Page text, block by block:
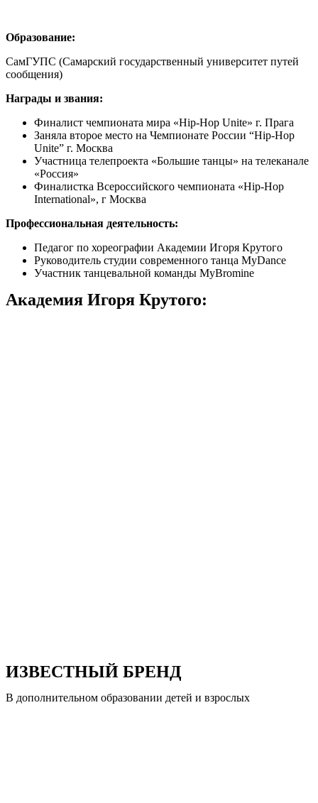
Образование:
СамГУПС (Самарский государственный университет путей
сообщения)
Награды и звания:
Финалист чемпионата мира «Hip-Hop Unite» г. Прага
Заняла второе место на Чемпионате России “Hip-Hop
Unite” г. Москва
Участница телепроекта «Большие танцы» на телеканале
«Россия»
Финалистка Всероссийского чемпионата «Hip-Hop
International», г Москва
Профессиональная деятельность:
Педагог по хореографии Академии Игоря Крутого
Руководитель студии современного танца MyDance
Участник танцевальной команды MyBromine
Академия Игоря Крутого:
ИЗВЕСТНЫЙ БРЕНД
В дополнительном образовании детей и взрослых